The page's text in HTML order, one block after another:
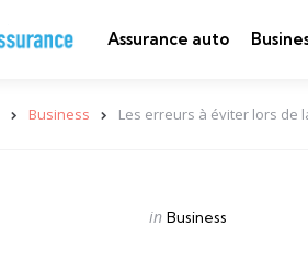
Assurance auto
Business Les erreurs à éviter lors de
Categories
Posted
in Business